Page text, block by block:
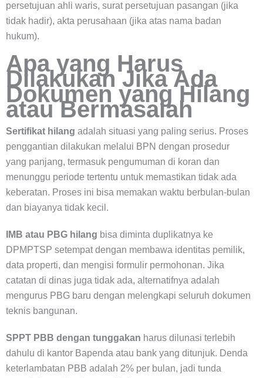
persetujuan ahli waris, surat persetujuan pasangan (jika
tidak hadir), akta perusahaan (jika atas nama badan
hukum).
Apa yang Harus
Dilakukan Jika Ada
Dokumen yang Hilang
atau Bermasalah
Sertifikat hilang adalah situasi yang paling serius. Proses
penggantian dilakukan melalui BPN dengan prosedur
yang panjang, termasuk pengumuman di koran dan
menunggu periode tertentu untuk memastikan tidak ada
keberatan. Proses ini bisa memakan waktu berbulan-bulan
dan biayanya tidak kecil.
IMB atau PBG hilang bisa diminta duplikatnya ke
DPMPTSP setempat dengan membawa identitas pemilik,
data properti, dan mengisi formulir permohonan. Jika
catatan di dinas juga tidak ada, alternatifnya adalah
mengurus PBG baru dengan melengkapi seluruh dokumen
teknis bangunan.
SPPT PBB dengan tunggakan harus dilunasi terlebih
dahulu di kantor Bapenda atau bank yang ditunjuk. Denda
keterlambatan PBB adalah 2% per bulan, jadi tunda